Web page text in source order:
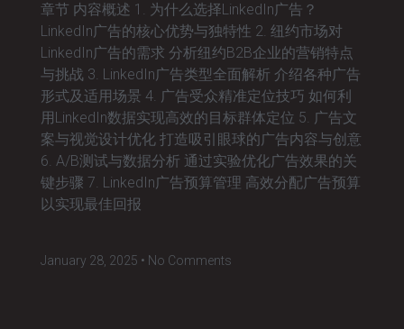
章节 内容概述 1. 为什么选择LinkedIn广告？
LinkedIn广告的核心优势与独特性 2. 纽约市场对
LinkedIn广告的需求 分析纽约B2B企业的营销特点
与挑战 3. LinkedIn广告类型全面解析 介绍各种广告
形式及适用场景 4. 广告受众精准定位技巧 如何利
用LinkedIn数据实现高效的目标群体定位 5. 广告文
案与视觉设计优化 打造吸引眼球的广告内容与创意
6. A/B测试与数据分析 通过实验优化广告效果的关
键步骤 7. LinkedIn广告预算管理 高效分配广告预算
以实现最佳回报
January 28, 2025 No Comments